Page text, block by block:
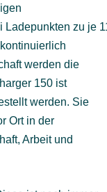
Ladepunkten zu je
werden die
150 ist
werden. Sie
Ort in der
Arbeit und